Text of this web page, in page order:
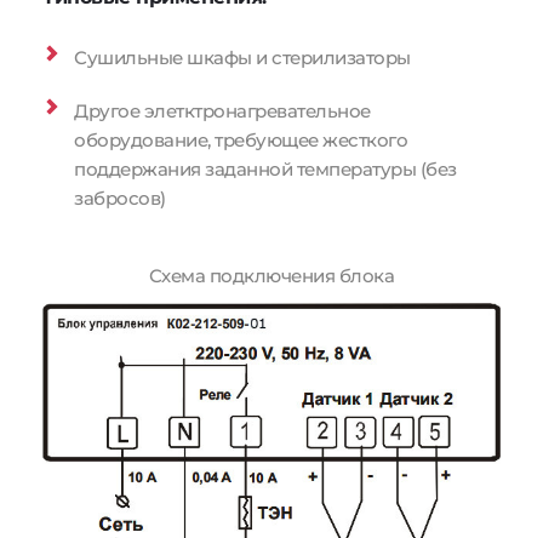
Сушильные шкафы и стерилизаторы
Другое элетктронагревательное
оборудование, требующее жесткого
поддержания заданной температуры (без
забросов)
Схема подключения блока